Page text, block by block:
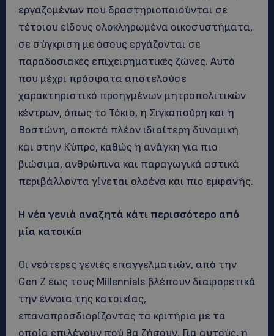
εργαζομένων που δραστηριοποιούνται σε
τέτοιου είδους ολοκληρωμένα οικοσυστήματα,
σε σύγκριση με όσους εργάζονται σε
παραδοσιακές επιχειρηματικές ζώνες. Αυτό
που μέχρι πρόσφατα αποτελούσε
χαρακτηριστικό προηγμένων μητροπολιτικών
κέντρων, όπως το Τόκιο, η Σιγκαπούρη και η
Βοστώνη, αποκτά πλέον ιδιαίτερη δυναμική
και στην Κύπρο, καθώς η ανάγκη για πιο
βιώσιμα, ανθρώπινα και παραγωγικά αστικά
περιβάλλοντα γίνεται ολοένα και πιο εμφανής.
Η νέα γενιά αναζητά κάτι περισσότερο από
μία κατοικία
Οι νεότερες γενιές επαγγελματιών, από την
Gen Z έως τους Millennials βλέπουν διαφορετικά
την έννοια της κατοικίας,
επαναπροσδιορίζοντας τα κριτήρια με τα
οποία επιλέγουν πού θα ζήσουν. Για αυτούς, η